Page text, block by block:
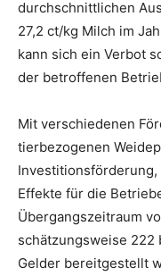
durchschnittlichen
27,2 ct/kg Milch im
kann sich ein Verbot
der betroffenen
Mit verschiedenen
tierbezogenen
Effekte für die
Übergangszeitraum
schätzungsweise
Gelder bereitgestellt